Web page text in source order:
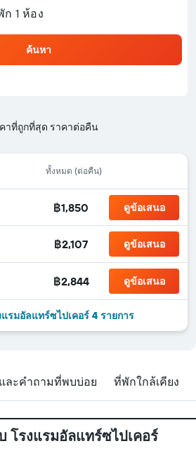
1 ห้อง
ค้นหา
าที่ถูกที่สุด ราคาต่อคืน
ทั้งหมด (ต่อคืน)
฿1,850 ดูข้อเสนอ
฿2,107 ดูข้อเสนอ
฿2,844 ดูข้อเสนอ
รมอัลแทร์ซไปเคอร์ 4 รายการ
ละคำถามที่พบบ่อย ที่พักใกล้เคียง
โรงแรมอัลแทร์ซไปเคอร์